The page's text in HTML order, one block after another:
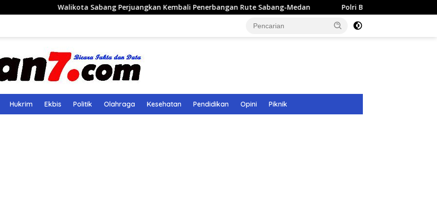
Sabang Perjuangkan Kembali Penerbangan Rute Sabang-Medan Polri Bangun 40 Titik Sumur Bor untuk Warga
Hukrim Ekbis Politik Olahraga Kesehatan Pendidikan Opini Piknik